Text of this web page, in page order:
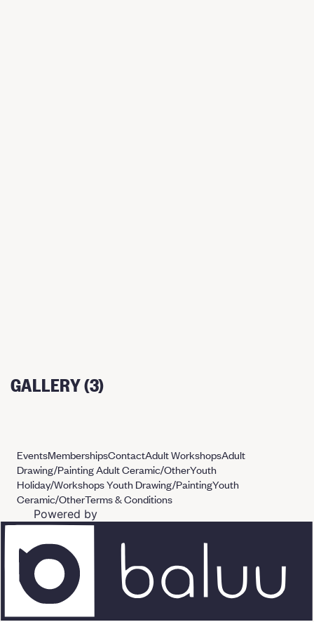
GALLERY (3)
EventsMembershipsContactAdult WorkshopsAdult
Drawing/PaintingAdult Ceramic/OtherYouth
Holiday/WorkshopsYouth Drawing/PaintingYouth
Ceramic/OtherTerms & Conditions
Powered by